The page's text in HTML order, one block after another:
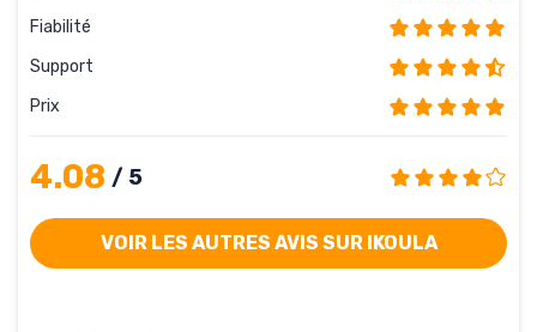
Fiabilité
Support
Prix
4.08 / 5
VOIR LES AUTRES AVIS SUR IKOULA